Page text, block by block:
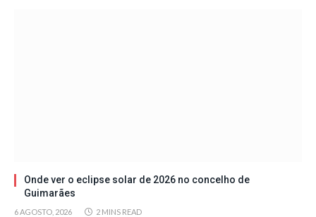
Onde ver o eclipse solar de 2026 no concelho de
Guimarães
6 AGOSTO, 2026 2 MINS READ